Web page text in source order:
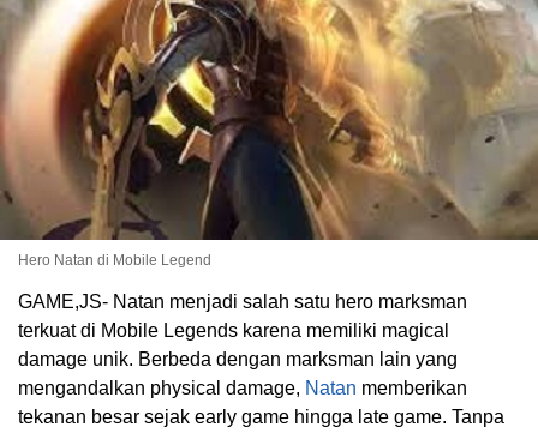
Hero Natan di Mobile Legend
GAME,JS- Natan menjadi salah satu hero marksman
terkuat di Mobile Legends karena memiliki magical
damage unik. Berbeda dengan marksman lain yang
mengandalkan physical damage, Natan memberikan
tekanan besar sejak early game hingga late game. Tanpa